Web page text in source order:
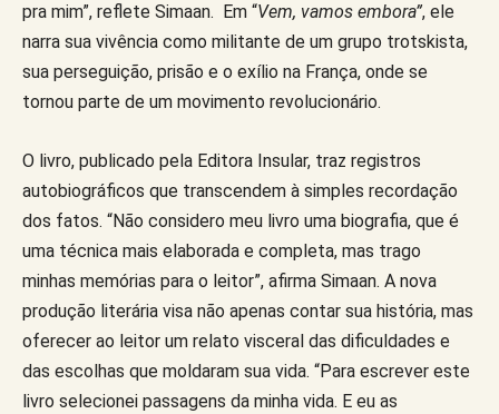
pra mim”, reflete Simaan. Em “Vem, vamos embora”, ele
narra sua vivência como militante de um grupo trotskista,
sua perseguição, prisão e o exílio na França, onde se
tornou parte de um movimento revolucionário.
O livro, publicado pela Editora Insular, traz registros
autobiográficos que transcendem à simples recordação
dos fatos. “Não considero meu livro uma biografia, que é
uma técnica mais elaborada e completa, mas trago
minhas memórias para o leitor”, afirma Simaan. A nova
produção literária visa não apenas contar sua história, mas
oferecer ao leitor um relato visceral das dificuldades e
das escolhas que moldaram sua vida. “Para escrever este
livro selecionei passagens da minha vida. E eu as